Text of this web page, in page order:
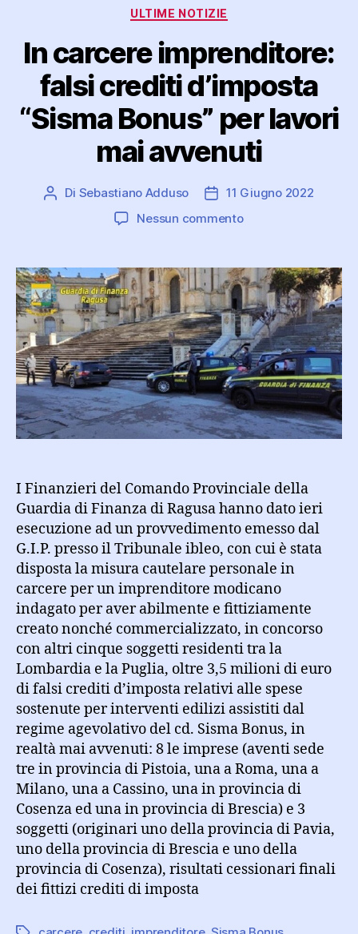
Categorie
ULTIME NOTIZIE
In carcere imprenditore:
falsi crediti d’imposta
“Sisma Bonus” per lavori
mai avvenuti
Autore
Di Sebastiano Adduso
Data
dell'articolo
11 Giugno 2022
Nessun commentosu
imprenditore:
falsi
crediti
d’imposta
“Sisma
Bonus”
per
lavori
mai
avvenuti
I Finanzieri del Comando Provinciale della
Guardia di Finanza di Ragusa hanno dato ieri
esecuzione ad un provvedimento emesso dal
G.I.P. presso il Tribunale ibleo, con cui è stata
disposta la misura cautelare personale in
carcere per un imprenditore modicano
indagato per aver abilmente e fittiziamente
creato nonché commercializzato, in concorso
con altri cinque soggetti residenti tra la
Lombardia e la Puglia, oltre 3,5 milioni di euro
di falsi crediti d’imposta relativi alle spese
sostenute per interventi edilizi assistiti dal
regime agevolativo del cd. Sisma Bonus, in
realtà mai avvenuti: 8 le imprese (aventi sede
tre in provincia di Pistoia, una a Roma, una a
Milano, una a Cassino, una in provincia di
Cosenza ed una in provincia di Brescia) e 3
soggetti (originari uno della provincia di Pavia,
uno della provincia di Brescia e uno della
provincia di Cosenza), risultati cessionari finali
dei fittizi crediti di imposta